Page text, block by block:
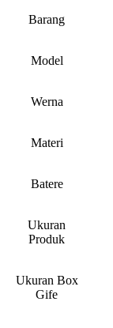
Barang
Model
Werna
Materi
Batere
Ukuran
Produk
Ukuran Box
Gife